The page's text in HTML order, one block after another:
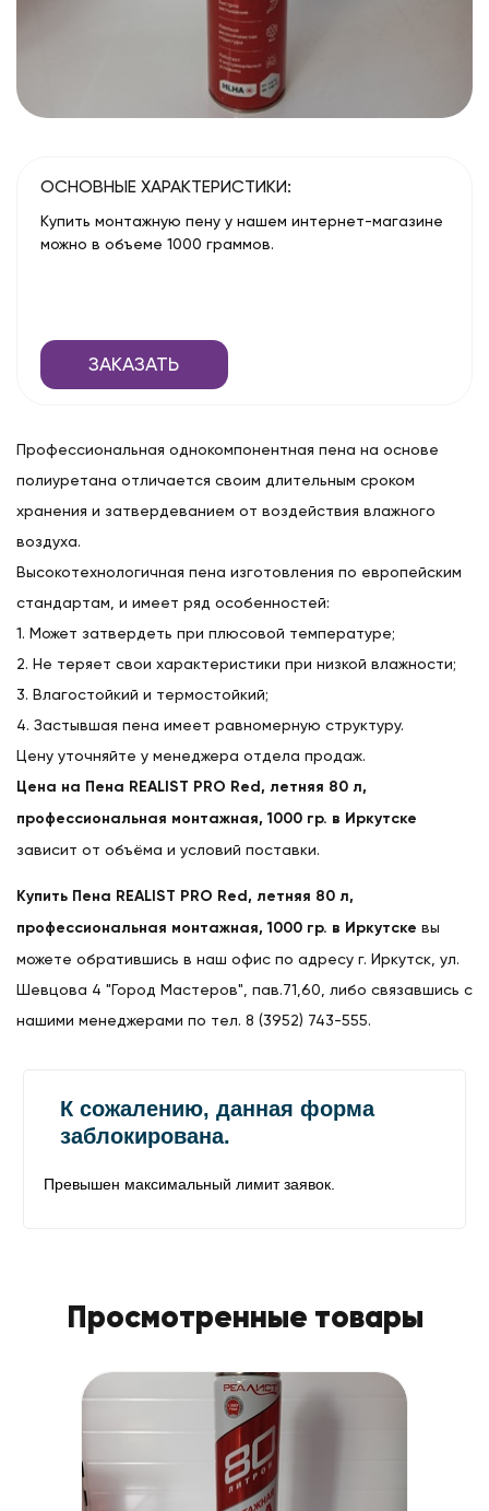
ОСНОВНЫЕ ХАРАКТЕРИСТИКИ:
Купить монтажную пену у нашем интернет-магазине
можно в объеме 1000 граммов.
ЗАКАЗАТЬ
Профессиональная однокомпонентная пена на основе
полиуретана отличается своим длительным сроком
хранения и затвердеванием от воздействия влажного
воздуха.
Высокотехнологичная пена изготовления по европейским
стандартам, и имеет ряд особенностей:
1. Может затвердеть при плюсовой температуре;
2. Не теряет свои характеристики при низкой влажности;
3. Влагостойкий и термостойкий;
4. Застывшая пена имеет равномерную структуру.
Цену уточняйте у менеджера отдела продаж.
Цена на Пена REALIST PRO Red, летняя 80 л,
профессиональная монтажная, 1000 гр. в Иркутске
зависит от объёма и условий поставки.
Купить Пена REALIST PRO Red, летняя 80 л,
профессиональная монтажная, 1000 гр. в Иркутске вы
можете обратившись в наш офис по адресу г. Иркутск, ул.
Шевцова 4 "Город Мастеров", пав.71,60, либо связавшись с
нашими менеджерами по тел. 8 (3952) 743-555.
Просмотренные товары